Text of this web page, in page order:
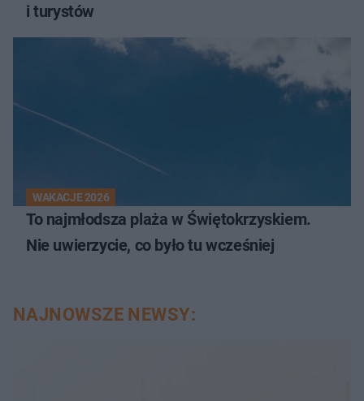
i turystów
WAKACJE 2026
To najmłodsza plaża w Świętokrzyskiem.
Nie uwierzycie, co było tu wcześniej
NAJNOWSZE NEWSY: